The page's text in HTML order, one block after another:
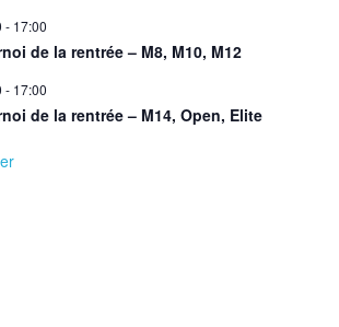
- 17:00
de la rentrée – M8, M10, M12
- 17:00
de la rentrée – M14, Open, Elite